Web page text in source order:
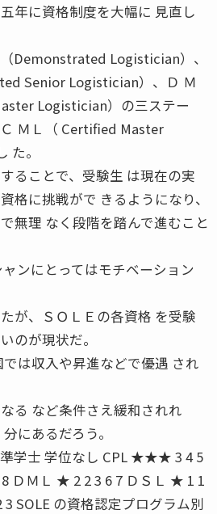
年に資格制度を大幅に 見直し
Demonstrated Logistician）、
Senior Logistician）、Ｄ Ｍ
Logistician）の三ステー
ＭＬ（ Certified Master
た。
ることで、受験生 は現在の実
格に挑戦がで きるようになり、
無理 なく段階を踏んで進むこと
ンにとってはモチベーション
が、ＳＯＬＥの各資格 を受験
のが現状だ。
は収入や昇進などで優遇 され
る など条件さえ緩和されれ
にあるだろう。
学士 学位なし CPL ★★★ 3 4 5
ＤＭＬ ★ 2 2 3 6 7 ＤＳＬ ★ 1 1
SOLE の資格認定プログラム別